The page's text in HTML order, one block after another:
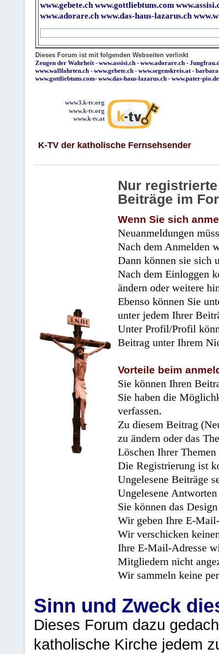
www.gebete.ch www.gottliebtuns.com
www.adorare.ch www.das-haus-lazarus.ch
Dieses Forum ist mit folgenden Webseiten verlinkt
Zeugen der Wahrheit- www.assisi.ch - www.adorare.ch -
www.wallfahrten.ch - www.gebete.ch - www.segenskreis.at-
www.gottliebtuns.com- www.das-haus-lazarus.ch - www.pater-pio.de
www3.k-tv.org
www.k-tv.org
www.k-tv.at
K-TV der katholische Fernsehsender
Nur
Beiträge im
Wenn Sie sich
Neuanmeldungen
Nach dem Anmelden
Dann können sie sich
Nach dem Einloggen
ändern oder weitere
Ebenso können Sie
unter jedem Ihrer
Unter Profil/Profil
Beitrag unter Ihrem
Vorteile beim
Sie können Ihren
Sie haben die
verfassen.
Zu diesem Beitrag
zu ändern oder das
Löschen Ihrer
Die Registrierung ist
Ungelesene Beiträge
Ungelesene
Sie können das
Wir geben Ihre E-
Wir verschicken
Ihre E-Mail-Adresse
Mitgliedern nicht
Wir sammeln keine
Sinn und Zweck
Dieses Forum dazu
katholische Kirche jedem